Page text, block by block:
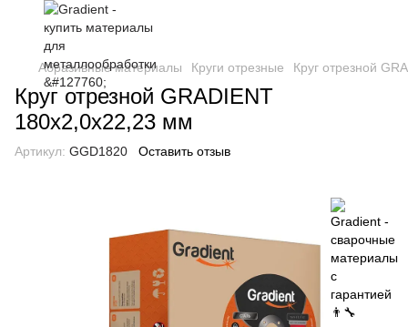
Абразивные материалы Круги отрезные Круг отрезной
Круг отрезной GRADIENT
180x2,0x22,23 мм
Артикул: GGD1820 Оставить отзыв